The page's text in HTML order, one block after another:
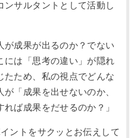
ンサルタントとして活動し
が成果が出るのか？でない
には「思考の違い」が隠れ
たため、私の視点でどんな
が「成果を出せないのか、
れば成果をだせるのか？」
ントをサクッとお伝えして